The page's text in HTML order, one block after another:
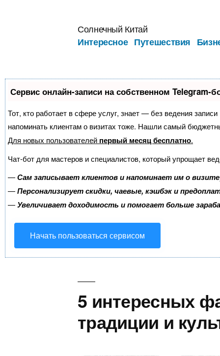
Солнечный Китай
Интересное Путешествия
Сервис онлайн-записи на собственном Telegram-
Тот, кто работает в сфере услуг, знает — без ведения
напоминать клиентам о визитах тоже. Нашли самый
Для новых пользователей первый месяц бесплатно.
Чат-бот для мастеров и специалистов, который упрощает
—Сам записывает клиентов и напоминает им о
—Персонализирует скидки, чаевые, кэшбэк и
—Увеличивает доходимость и помогает больше
Начать пользоваться сервисом
5 интересных
традиции и